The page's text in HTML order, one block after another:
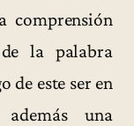
comprensión
la palabra
de este ser en
una